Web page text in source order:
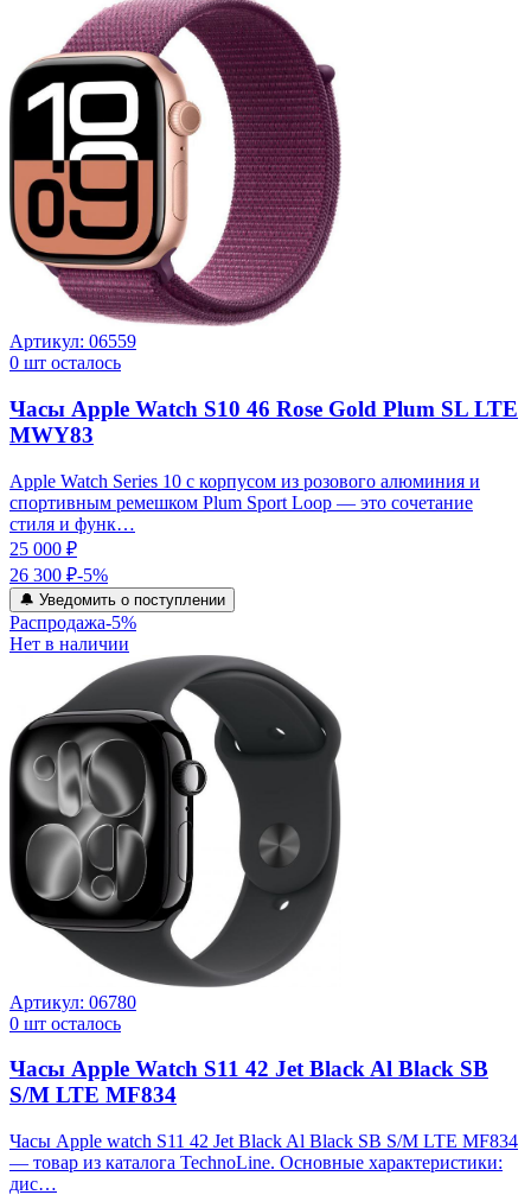
Артикул: 06559
0 шт осталось
Часы Apple Watch S10 46 Rose Gold Plum SL LTE
MWY83
Apple Watch Series 10 с корпусом из розового алюминия и
спортивным ремешком Plum Sport Loop — это сочетание
стиля и функ…
25 000 ₽
26 300 ₽-5%
🔔 Уведомить о поступлении
Распродажа-5%
Нет в наличии
Артикул: 06780
0 шт осталось
Часы Apple Watch S11 42 Jet Black Al Black SB
S/M LTE MF834
Часы Apple watch S11 42 Jet Black Al Black SB S/M LTE MF834
— товар из каталога TechnoLine. Основные характеристики:
дис…